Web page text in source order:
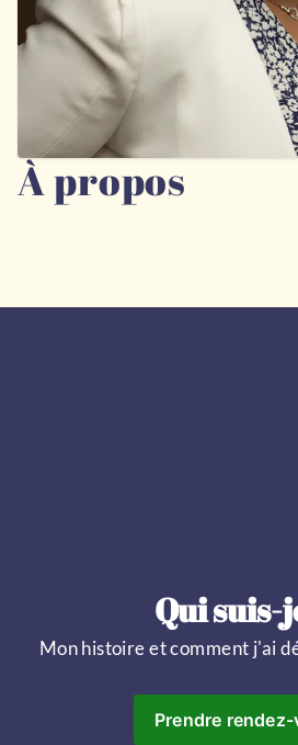
À propos
Qui suis-
Mon histoire et comment j'ai
Prendre